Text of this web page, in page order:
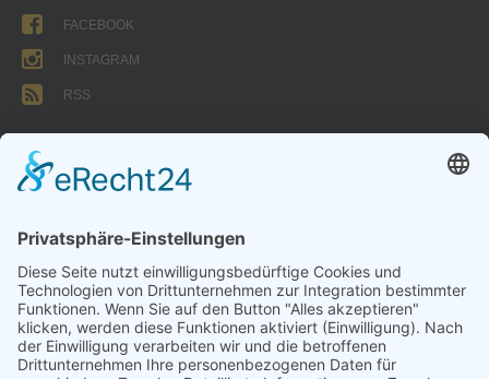
FACEBOOK
INSTAGRAM
RSS
FORMULARE
Abteilungsbeitrag aktive Spieler:
Jugendliche unter 18: 25 EUR
Erwachsene: 50 EUR
UMMELDEANTRAG
ÜBUNGSLEITERZUWENDUNGEN
INTERNE DOKUMENTE